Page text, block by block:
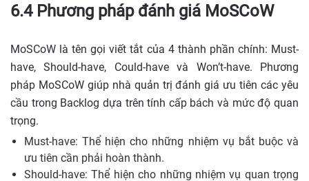
6.4 Phương pháp đánh giá MoSCoW
MoSCoW là tên gọi viết tắt của 4 thành phần chính: Must-
have, Should-have, Could-have và Won’t-have. Phương
pháp MoSCoW giúp nhà quản trị đánh giá ưu tiên các yêu
cầu trong Backlog dựa trên tính cấp bách và mức độ quan
trọng.
Must-have: Thể hiện cho những nhiệm vụ bắt buộc và
ưu tiên cần phải hoàn thành.
Should-have: Thể hiện cho những nhiệm vụ quan trọng